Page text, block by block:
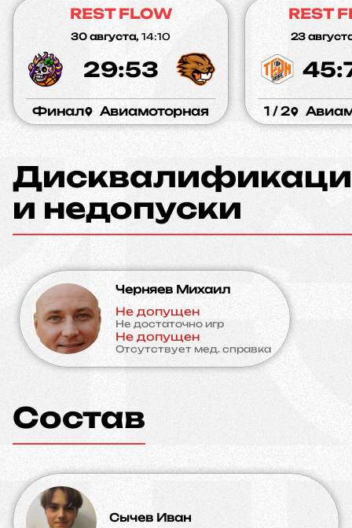
REST FLOW
30 августа, 14:10
29:53
Финал Авиамоторная
REST
23
1 / 2
и недопуски
Черняев Михаил
Не допущен
Не достаточно игр
Не допущен
Отсутствует мед. справка
Состав
Сычев Иван